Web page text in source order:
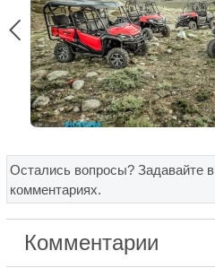

Остались вопросы? Задавайте в
комментариях.
Комментарии